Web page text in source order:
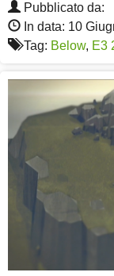
Pubblicato da:
In data: 10
Tag: Below, E3